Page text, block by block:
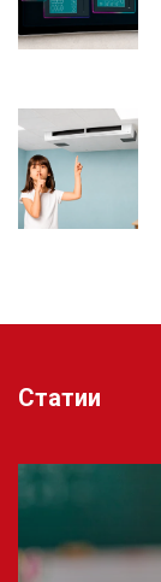
Статии